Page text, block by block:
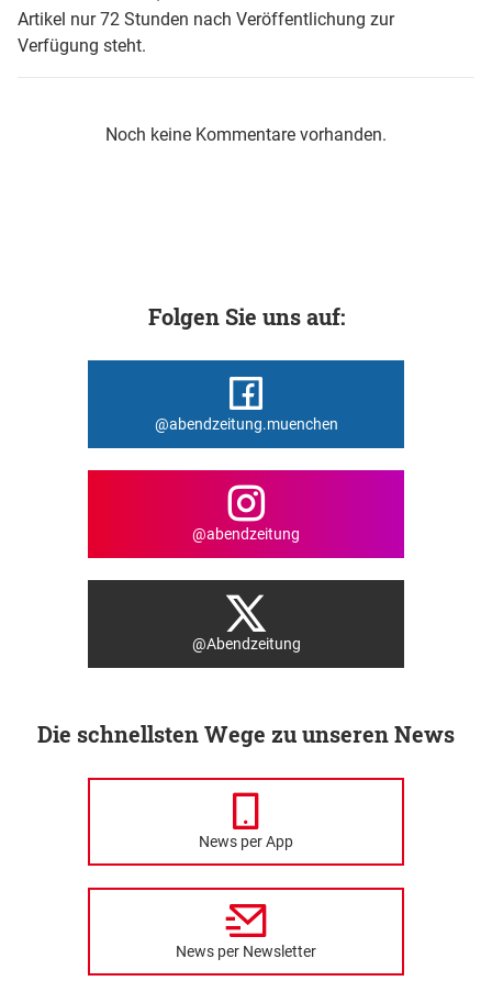
Artikel nur 72 Stunden nach Veröffentlichung zur
Verfügung steht.
Noch keine Kommentare vorhanden.
Folgen Sie uns auf:
@abendzeitung.muenchen
@abendzeitung
@Abendzeitung
Die schnellsten Wege zu unseren News
News per App
News per Newsletter